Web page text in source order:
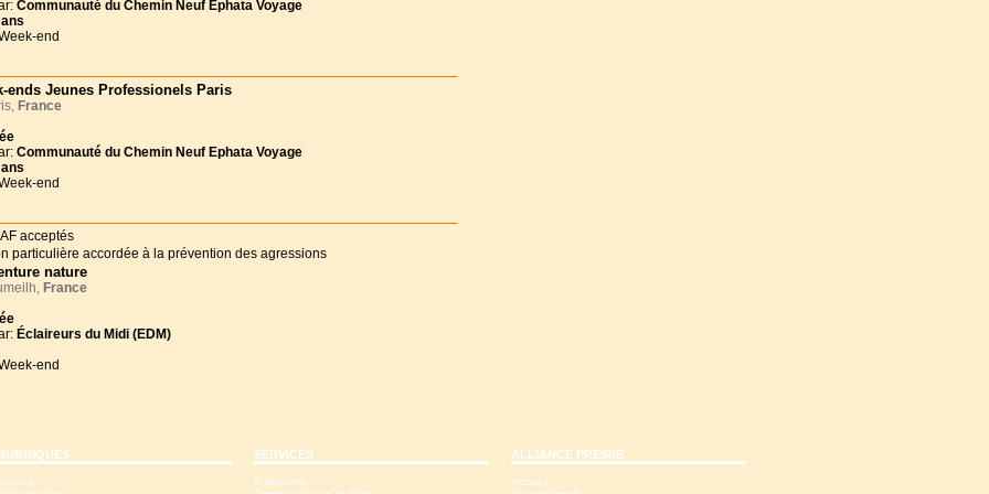
Communauté du Chemin Neuf Ephata Voyage
end
ends Jeunes Professionels Paris
France
Communauté du Chemin Neuf Ephata Voyage
end
nature
France
Éclaireurs du Midi (EDM)
end
SERVICES
S'abonner
ALLIANCE PRESSE
Accueil